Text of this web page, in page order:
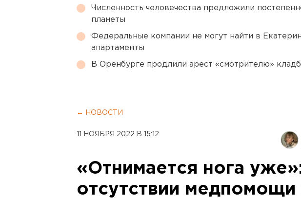
Численность человечества предложили
планеты
Федеральные компании не могут найти в
апартаменты
В Оренбурге продлили арест «смотрителю»
← НОВОСТИ
11 НОЯБРЯ 2022 В 15:12
«Отнимается нога
отсутствии медпомощи